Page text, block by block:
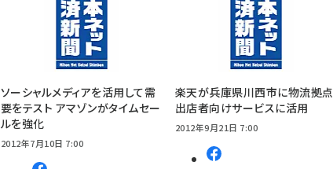
ソーシャルメディアを活用して需
要をテスト アマゾンがタイムセー
ルを強化
2012年7月10日 7:00
楽天が兵庫県川西市に物流拠点
出店者向けサービスに活用
2012年9月21日 7:00